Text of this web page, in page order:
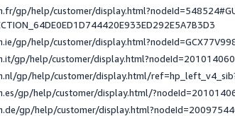
gp/help/customer/
gp/help/customer/
gp/help/customer/display.html?nodeId=201014060
gp/help/customer/display.html/
gp/help/customer/display.html/
gp/help/customer/